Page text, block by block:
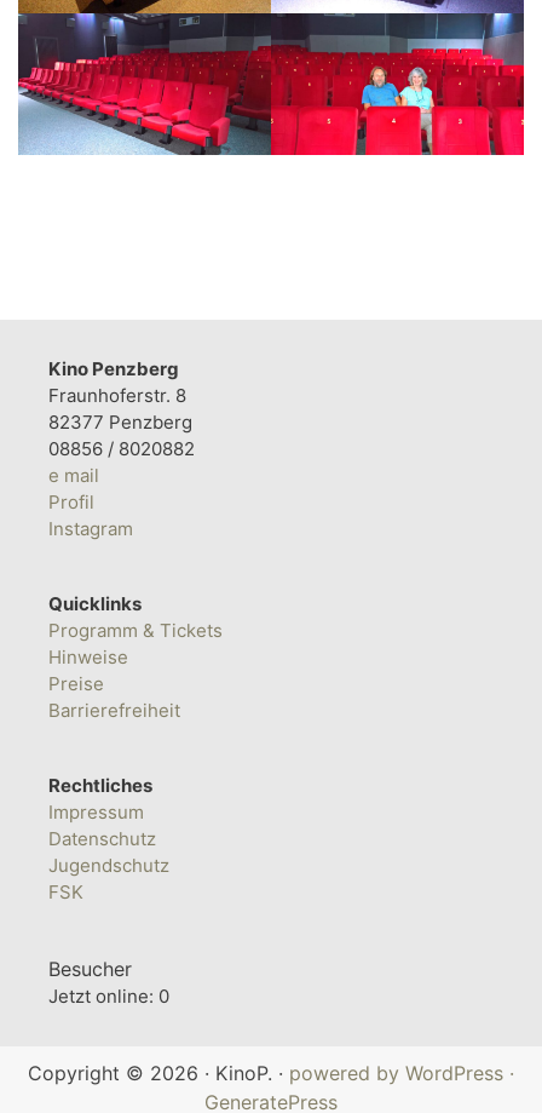
Kino Penzberg
Fraunhoferstr. 8
82377 Penzberg
08856 / 8020882
e mail
Profil
Instagram
Quicklinks
Programm & Tickets
Hinweise
Preise
Barrierefreiheit
Rechtliches
Impressum
Datenschutz
Jugendschutz
FSK
Besucher
Jetzt online: 0
Copyright © 2026 · KinoP. · powered by WordPress ·
GeneratePress